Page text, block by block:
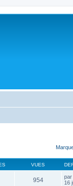
VUES
954 par
16